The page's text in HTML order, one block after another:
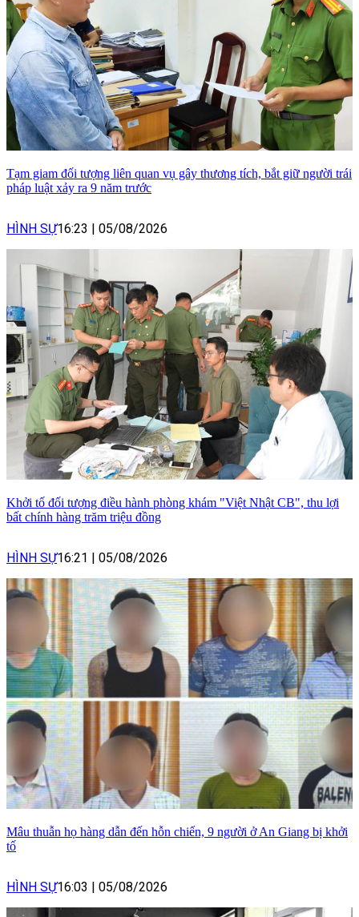
Tạm giam đối tượng liên quan vụ gây thương tích, bắt giữ người trái
pháp luật xảy ra 9 năm trước
HÌNH SỰ16:23 | 05/08/2026
Khởi tố đối tượng điều hành phòng khám "Việt Nhật CB", thu lợi
bất chính hàng trăm triệu đồng
HÌNH SỰ16:21 | 05/08/2026
Mâu thuẫn họ hàng dẫn đến hỗn chiến, 9 người ở An Giang bị khởi
tố
HÌNH SỰ16:03 | 05/08/2026